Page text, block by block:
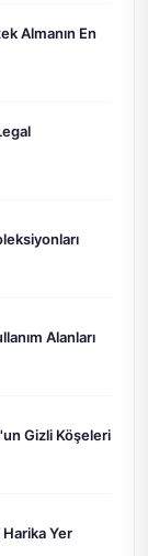
Almanın En
Alanları
Gizli Köşeleri
Yer